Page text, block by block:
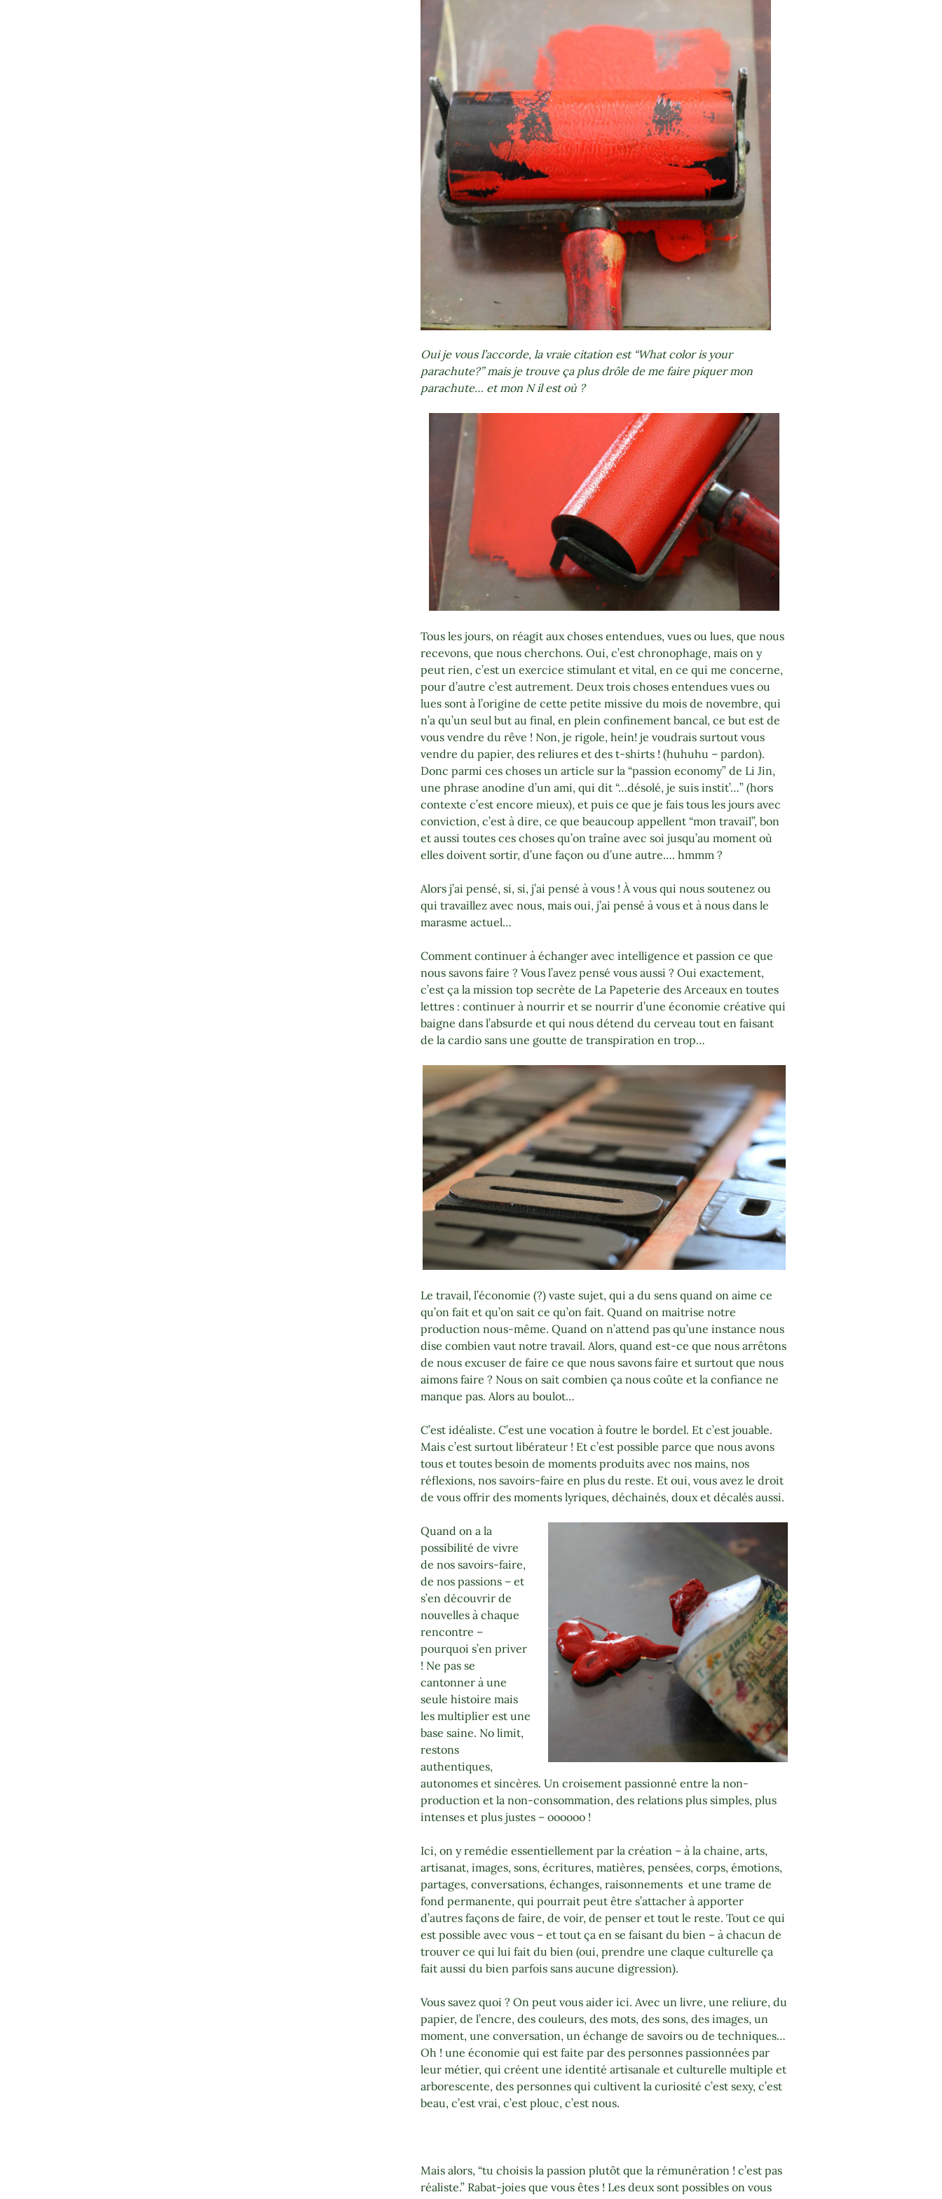
Oui je vous l’accorde, la vraie citation est “What color is your
parachute?” mais je trouve ça plus drôle de me faire piquer mon
parachute… et mon N il est où ?
Tous les jours, on réagit aux choses entendues, vues ou lues, que nous
recevons, que nous cherchons. Oui, c’est chronophage, mais on y
peut rien, c’est un exercice stimulant et vital, en ce qui me concerne,
pour d’autre c’est autrement. Deux trois choses entendues vues ou
lues sont à l’origine de cette petite missive du mois de novembre, qui
n’a qu’un seul but au final, en plein confinement bancal, ce but est de
vous vendre du rêve ! Non, je rigole, hein! je voudrais surtout vous
vendre du papier, des reliures et des t-shirts ! (huhuhu – pardon).
Donc parmi ces choses un article sur la “passion economy” de Li Jin,
une phrase anodine d’un ami, qui dit “…désolé, je suis instit’…” (hors
contexte c’est encore mieux), et puis ce que je fais tous les jours avec
conviction, c’est à dire, ce que beaucoup appellent “mon travail”, bon
et aussi toutes ces choses qu’on traîne avec soi jusqu’au moment où
elles doivent sortir, d’une façon ou d’une autre…. hmmm ?
Alors j’ai pensé, si, si, j’ai pensé à vous ! À vous qui nous soutenez ou
qui travaillez avec nous, mais oui, j’ai pensé à vous et à nous dans le
marasme actuel…
Comment continuer à échanger avec intelligence et passion ce que
nous savons faire ? Vous l’avez pensé vous aussi ? Oui exactement,
c’est ça la mission top secrète de La Papeterie des Arceaux en toutes
lettres : continuer à nourrir et se nourrir d’une économie créative qui
baigne dans l’absurde et qui nous détend du cerveau tout en faisant
de la cardio sans une goutte de transpiration en trop…
Le travail, l’économie (?) vaste sujet, qui a du sens quand on aime ce
qu’on fait et qu’on sait ce qu’on fait. Quand on maitrise notre
production nous-même. Quand on n’attend pas qu’une instance nous
dise combien vaut notre travail. Alors, quand est-ce que nous arrêtons
de nous excuser de faire ce que nous savons faire et surtout que nous
aimons faire ? Nous on sait combien ça nous coûte et la confiance ne
manque pas. Alors au boulot…
C’est idéaliste. C’est une vocation à foutre le bordel. Et c’est jouable.
Mais c’est surtout libérateur ! Et c’est possible parce que nous avons
tous et toutes besoin de moments produits avec nos mains, nos
réflexions, nos savoirs-faire en plus du reste. Et oui, vous avez le droit
de vous offrir des moments lyriques, déchainés, doux et décalés aussi.
Quand on a la
possibilité de vivre
de nos savoirs-faire,
de nos passions – et
s’en découvrir de
nouvelles à chaque
rencontre –
pourquoi s’en priver
! Ne pas se
cantonner à une
seule histoire mais
les multiplier est une
base saine. No limit,
restons
authentiques,
autonomes et sincères. Un croisement passionné entre la non-
production et la non-consommation, des relations plus simples, plus
intenses et plus justes – oooooo !
Ici, on y remédie essentiellement par la création – à la chaine, arts,
artisanat, images, sons, écritures, matières, pensées, corps, émotions,
partages, conversations, échanges, raisonnements et une trame de
fond permanente, qui pourrait peut être s’attacher à apporter
d’autres façons de faire, de voir, de penser et tout le reste. Tout ce qui
est possible avec vous – et tout ça en se faisant du bien – à chacun de
trouver ce qui lui fait du bien (oui, prendre une claque culturelle ça
fait aussi du bien parfois sans aucune digression).
Vous savez quoi ? On peut vous aider ici. Avec un livre, une reliure, du
papier, de l’encre, des couleurs, des mots, des sons, des images, un
moment, une conversation, un échange de savoirs ou de techniques…
Oh ! une économie qui est faite par des personnes passionnées par
leur métier, qui créent une identité artisanale et culturelle multiple et
arborescente, des personnes qui cultivent la curiosité c’est sexy, c’est
beau, c’est vrai, c’est plouc, c’est nous.
Mais alors, “tu choisis la passion plutôt que la rémunération ! c’est pas
réaliste.” Rabat-joies que vous êtes ! Les deux sont possibles on vous